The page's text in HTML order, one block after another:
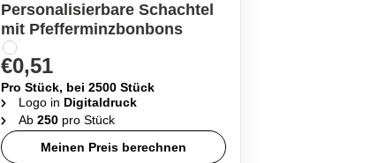
Personalisierbare Schachtel
mit Pfefferminzbonbons
€0,51
Pro Stück, bei 2500 Stück
Logo in Digitaldruck
Ab 250pro Stück
Meinen Preis berechnen